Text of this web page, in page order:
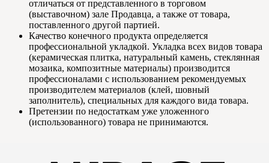
отличаться от представленного в торговом
(выставочном) зале Продавца, а также от товара,
поставленного другой партией.
Качество конечного продукта определяется
профессиональной укладкой. Укладка всех видов товара
(керамическая плитка, натуральный камень, стеклянная
мозаика, композитные материалы) производится
профессионалами с использованием рекомендуемых
производителем материалов (клей, шовный
заполнитель), специальных для каждого вида товара.
Претензии по недостаткам уже уложенного
(использованного) товара не принимаются.